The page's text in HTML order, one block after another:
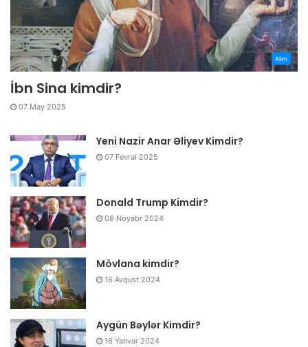
Alim
İbn Sina kimdir?
07 May 2025
Yeni Nazir Anar Əliyev Kimdir?
07 Fevral 2025
Donald Trump Kimdir?
08 Noyabr 2024
Mövlana kimdir?
16 Avqust 2024
Aygün Bəylər Kimdir?
16 Yanvar 2024